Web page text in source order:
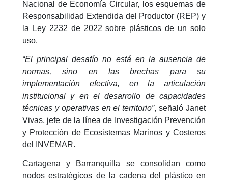
Nacional de Economía Circular, los esquemas de
Responsabilidad Extendida del Productor (REP) y
la Ley 2232 de 2022 sobre plásticos de un solo
uso.
“El principal desafío no está en la ausencia de
normas, sino en las brechas para su
implementación efectiva, en la articulación
institucional y en el desarrollo de capacidades
técnicas y operativas en el territorio”, señaló Janet
Vivas, jefe de la línea de Investigación Prevención
y Protección de Ecosistemas Marinos y Costeros
del INVEMAR.
Cartagena y Barranquilla se consolidan como
nodos estratégicos de la cadena del plástico en